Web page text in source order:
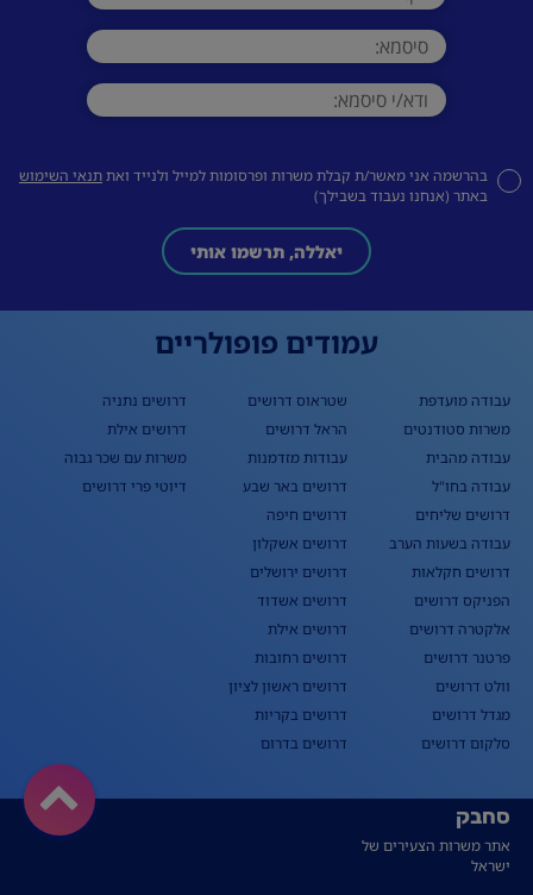
בהרשמה אני מאשר/ת קבלת משרות ופרסומות למייל ולנייד ואתתנאי השימוש
באתר (אנחנו נעבוד בשבילך)
יאללה, תרשמו אותי
עמודים פופולריים
עבודה מועדפת
משרות סטודנטים
עבודה מהבית
עבודה בחו"ל
דרושים שליחים
עבודה בשעות הערב
דרושים חקלאות
הפניקס דרושים
אלקטרה דרושים
פרטנר דרושים
וולט דרושים
מגדל דרושים
סלקום דרושים
שטראוס דרושים
הראל דרושים
עבודות מזדמנות
דרושים באר שבע
דרושים חיפה
דרושים אשקלון
דרושים ירושלים
דרושים אשדוד
דרושים אילת
דרושים רחובות
דרושים ראשון לציון
דרושים בקריות
דרושים בדרום
דרושים נתניה
דרושים אילת
משרות עם שכר גבוה
דיוטי פרי דרושים
סחבק
אתר משרות הצעירים של
ישראל